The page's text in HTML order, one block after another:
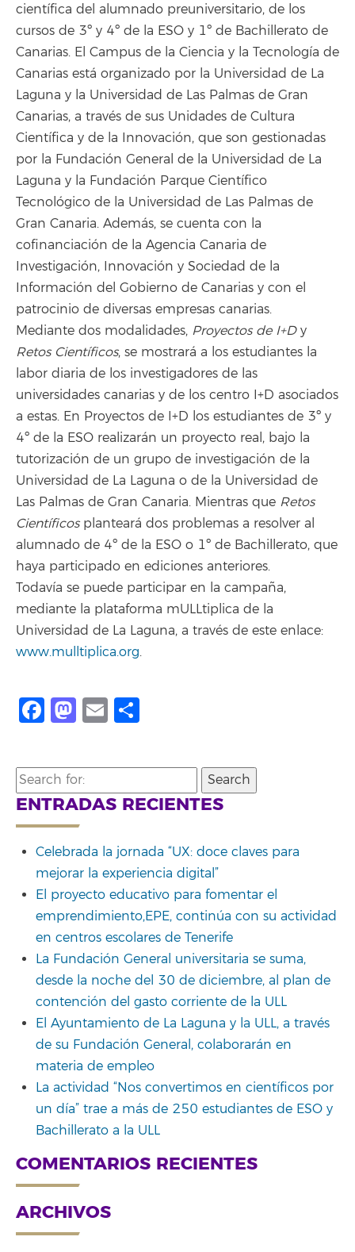
científica del alumnado preuniversitario, de los
cursos de 3º y 4º de la ESO y 1º de Bachillerato de
Canarias. El Campus de la Ciencia y la Tecnología de
Canarias está organizado por la Universidad de La
Laguna y la Universidad de Las Palmas de Gran
Canarias, a través de sus Unidades de Cultura
Científica y de la Innovación, que son gestionadas
por la Fundación General de la Universidad de La
Laguna y la Fundación Parque Científico
Tecnológico de la Universidad de Las Palmas de
Gran Canaria. Además, se cuenta con la
cofinanciación de la Agencia Canaria de
Investigación, Innovación y Sociedad de la
Información del Gobierno de Canarias y con el
patrocinio de diversas empresas canarias.
Mediante dos modalidades, Proyectos de I+Dy
Retos Científicos, se mostrará a los estudiantes la
labor diaria de los investigadores de las
universidades canarias y de los centro I+D asociados
a estas. En Proyectos de I+D los estudiantes de 3º y
4º de la ESO realizarán un proyecto real, bajo la
tutorización de un grupo de investigación de la
Universidad de La Laguna o de la Universidad de
Las Palmas de Gran Canaria. Mientras que Retos
Científicosplanteará dos problemas a resolver al
alumnado de 4º de la ESO o 1º de Bachillerato, que
haya participado en ediciones anteriores.
Todavía se puede participar en la campaña,
mediante la plataforma mULLtiplica de la
Universidad de La Laguna, a través de este enlace:
www.mulltiplica.org.
Facebook
Mastodon
Email
Search
for:
ENTRADAS RECIENTES
Celebrada la jornada “UX: doce claves para
mejorar la experiencia digital”
El proyecto educativo para fomentar el
emprendimiento,EPE, continúa con su actividad
en centros escolares de Tenerife
La Fundación General universitaria se suma,
desde la noche del 30 de diciembre, al plan de
contención del gasto corriente de la ULL
El Ayuntamiento de La Laguna y la ULL, a través
de su Fundación General, colaborarán en
materia de empleo
La actividad “Nos convertimos en científicos por
un día” trae a más de 250 estudiantes de ESO y
Bachillerato a la ULL
COMENTARIOS RECIENTES
ARCHIVOS